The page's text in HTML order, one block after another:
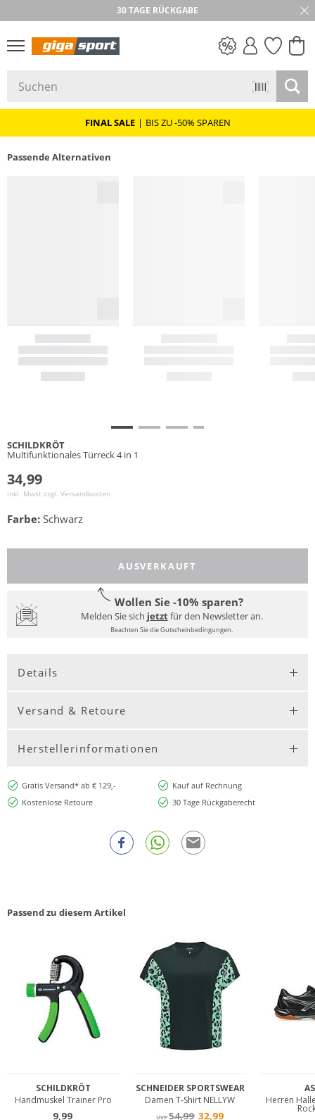
30 TAGE RÜCKGABE
FINAL SALE | BIS ZU -50% SPAREN
Passende Alternativen
SCHILDKRÖT
Multifunktionales Türreck 4 in 1
34,99
inkl. Mwst zzgl. Versandkosten
Farbe: Schwarz
AUSVERKAUFT
Wollen Sie -10% sparen?
Melden Sie sich jetztfür den Newsletter an.
Beachten Sie die Gutscheinbedingungen.
Details
Versand & Retoure
Herstellerinformationen
Gratis Versand* ab € 129,-
Kauf auf Rechnung
Kostenlose Retoure
30 Tage Rückgaberecht
Passend zu diesem Artikel